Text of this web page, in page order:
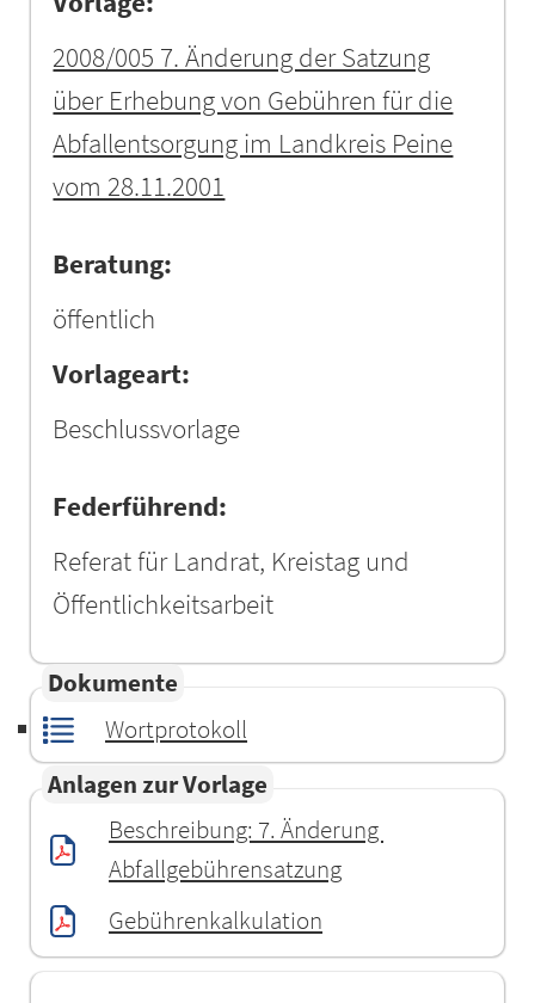
2008/005 7. Änderung der Satzung
über Erhebung von Gebühren für die
Abfallentsorgung im Landkreis Peine
vom 28.11.2001
Beratung:
öffentlich
Vorlageart:
Beschlussvorlage
Federführend:
Referat für Landrat, Kreistag und
Öffentlichkeitsarbeit
Dokumente
Wortprotokoll
Anlagen zur Vorlage
Beschreibung: 7. Änderung
Abfallgebührensatzung
Gebührenkalkulation